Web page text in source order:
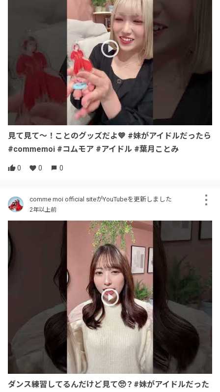
見て見て〜！ことのグッズだよ💙 #妹がアイドルだったら
#commemoi #コムモア #アイドル #葉月ことみ
0 0 0
comme moi official siteがYouTubeを更新しました
2年以上前
ダンス練習してるんだけど見て🥺？#妹がアイドルだった